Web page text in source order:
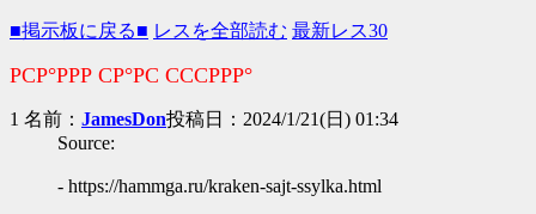
■掲示板に戻る■ レスを全部読む 最新レス30
РСР°РРР СР°РС СССРРР°
1 名前： JamesDon投稿日：2024/1/21(日) 01:34
Source:
- https://hammga.ru/kraken-sajt-ssylka.html